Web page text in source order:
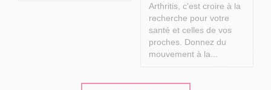
Arthritis, c'est croire à la
recherche pour votre
santé et celles de vos
proches. Donnez du
mouvement à la...